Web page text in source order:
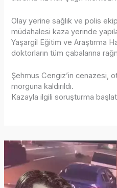
Olay yerine sağlık ve polis
müdahalesi kaza yerinde
Yaşargil Eğitim ve Araştırma
doktorların tüm çabalarına
Şehmus Cengiz’in cenazesi,
morguna kaldırıldı.
Kazayla ilgili soruşturma